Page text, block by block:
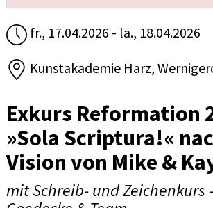
fr., 17.04.2026 - la., 18.04.2026
Kunstakademie Harz,
Exkurs Reformation
»Sola Scriptura!«
Vision von Mike &
mit Schreib- und Zeichenkurs